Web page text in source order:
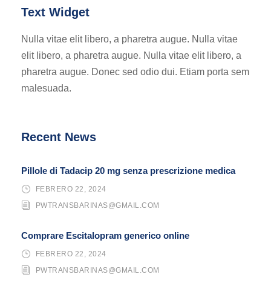
Text Widget
Nulla vitae elit libero, a pharetra augue. Nulla vitae
elit libero, a pharetra augue. Nulla vitae elit libero, a
pharetra augue. Donec sed odio dui. Etiam porta sem
malesuada.
Recent News
Pillole di Tadacip 20 mg senza prescrizione medica
FEBRERO 22, 2024
PWTRANSBARINAS@GMAIL.COM
Comprare Escitalopram generico online
FEBRERO 22, 2024
PWTRANSBARINAS@GMAIL.COM